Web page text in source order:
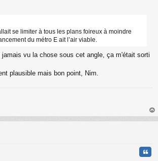
se limiter à tous les plans foireux à moindre
du métro E ait l’air viable.
jamais vu la chose sous cet angle, ça m'était sorti
plausible mais bon point, Nim.
au